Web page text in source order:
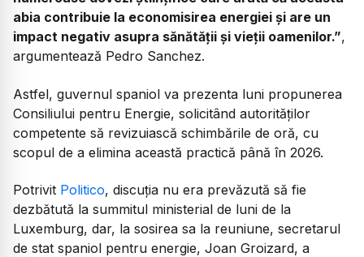
abia contribuie la economisirea energiei și are un
impact negativ asupra sănătății și vieții oamenilor.”,
argumentează Pedro Sanchez.
Astfel, guvernul spaniol va prezenta luni propunerea
Consiliului pentru Energie, solicitând autorităților
competente să revizuiască schimbările de oră, cu
scopul de a elimina această practică până în 2026.
Potrivit Politico, discuția nu era prevăzută să fie
dezbătută la summitul ministerial de luni de la
Luxemburg, dar, la sosirea sa la reuniune, secretarul
de stat spaniol pentru energie, Joan Groizard, a